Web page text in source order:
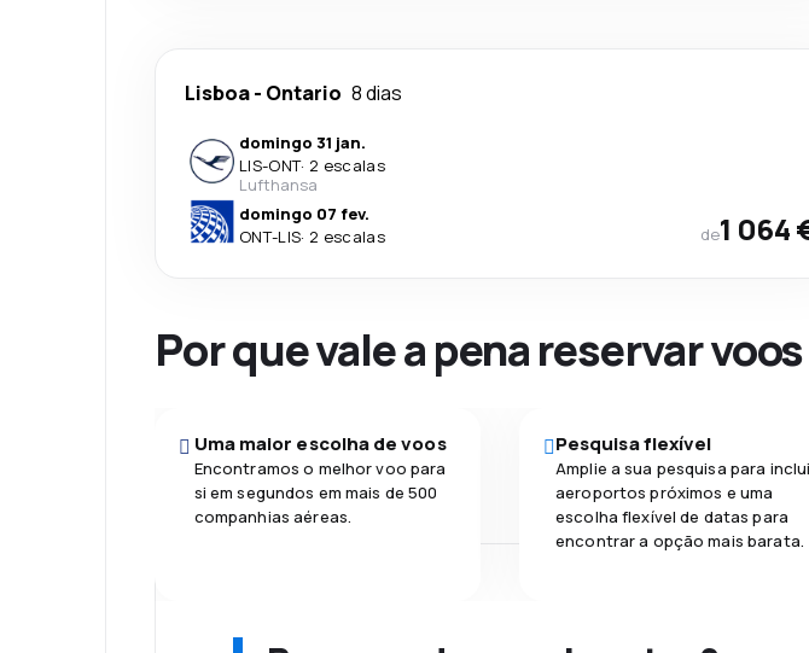
Lisboa- Ontario 8 dias
domingo 31 jan.
LIS-ONT· 2 escalas
Lufthansa
domingo 07 fev.
ONT-LIS· 2 escalas de1 064
Por que vale a pena reservar
Uma maior escolha de voos
Encontramos o melhor voo para
si em segundos em mais de 500
companhias aéreas.
Pesquisa flexível
Amplie a sua pesquisa para
aeroportos próximos e uma
escolha flexível de datas para
encontrar a opção mais barata.